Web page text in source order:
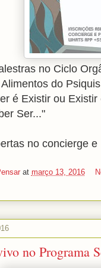
no Ciclo
do
é Existir ou Existir
Ser..."
no concierge
at março 13, 2016
no Programa